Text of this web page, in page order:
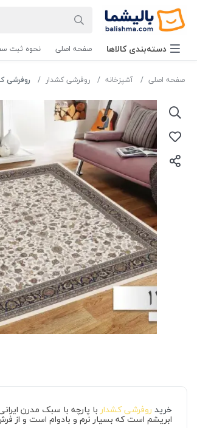
دسته‌بندی‌ کالاها صفحه اصلی نحوه ثبت
صفحه اصلی آشپزخانه روفرشی کشدار روفرشی
خرید روفرشی کشدار
ابریشم است که بسیار نرم و بادوام است و از